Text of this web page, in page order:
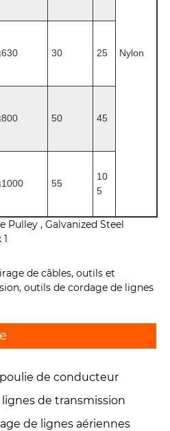
Nylon
630 30 25
800 50 45
1000 55
10
5
de câbles, outils et
outils de cordage de lignes
de conducteur
de transmission
de lignes aériennes